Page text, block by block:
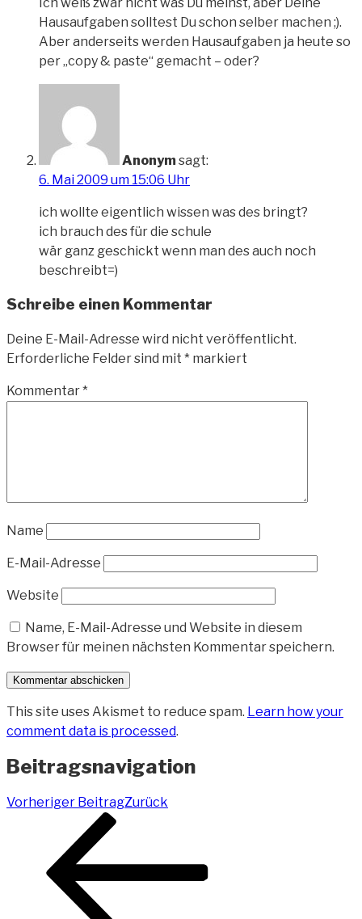
Hausaufgaben solltest Du schon selber machen ;).
Aber anderseits werden Hausaufgaben ja heute so
per „copy & paste“ gemacht – oder?
Anonymsagt:
6. Mai 2009 um 15:06 Uhr
ich wollte eigentlich wissen was des bringt?
ich brauch des für die schule
wär ganz geschickt wenn man des auch noch
beschreibt=)
Schreibe einen Kommentar
Deine E-Mail-Adresse wird nicht veröffentlicht.
Erforderliche Felder sind mit * markiert
Kommentar*
Name
E-Mail-Adresse
Website
Name, E-Mail-Adresse und Website in diesem
Browser für meinen nächsten Kommentar speichern.
This site uses Akismet to reduce spam. Learn how your
comment data is processed.
Beitragsnavigation
Vorheriger BeitragZurück